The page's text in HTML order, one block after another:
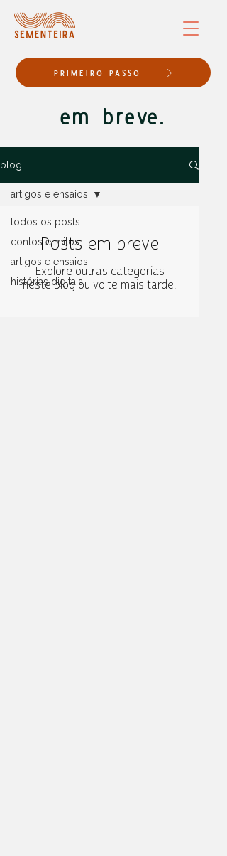
PRIMEIRO PASSO
em breve.
blog
todos os posts
contos e mitos
artigos e ensaios
histórias digitais
artigos e ensaios
Posts em breve
Explore outras categorias
neste blog ou volte mais tarde.